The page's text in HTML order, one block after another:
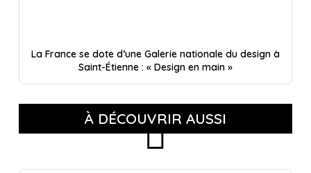
La France se dote d’une Galerie nationale du design à
Saint-Étienne : « Design en main »
À DÉCOUVRIR AUSSI